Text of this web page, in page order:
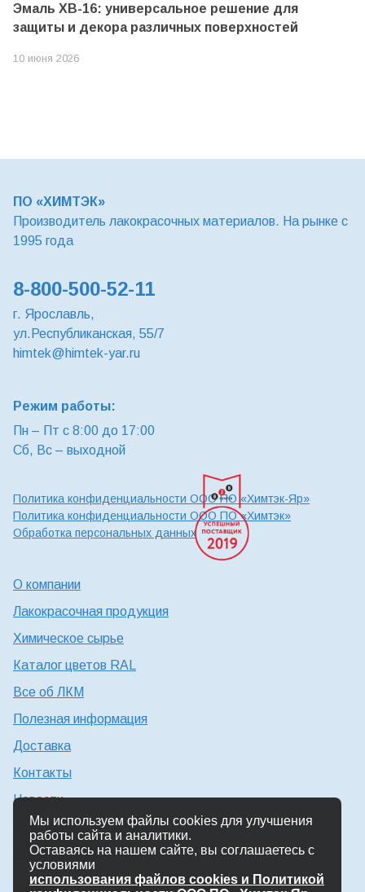
Эмаль ХВ-16: универсальное решение для
защиты и декора различных поверхностей
10 июня 2026
ПО «ХИМТЭК»
Производитель лакокрасочных материалов. На рынке с
1995 года
8-800-500-52-11
г. Ярославль,
ул.Республиканская, 55/7
himtek@himtek-yar.ru
Режим работы:
Пн – Пт с 8:00 до 17:00
Сб, Вс – выходной
Политика конфиденциальности ООО ПО «Химтэк-Яр»
Политика конфиденциальности ООО ПО «Химтэк»
Обработка персональных данных
О компании
Лакокрасочная продукция
Химическое сырье
Каталог цветов RAL
Все об ЛКМ
Полезная информация
Доставка
Контакты
Новости
Консультация технолога
Работа в Химтэк
Мы используем файлы cookies для улучшения
работы сайта и аналитики.
Оставаясь на нашем сайте, вы соглашаетесь с
условиями
использования файлов cookies и Политикой